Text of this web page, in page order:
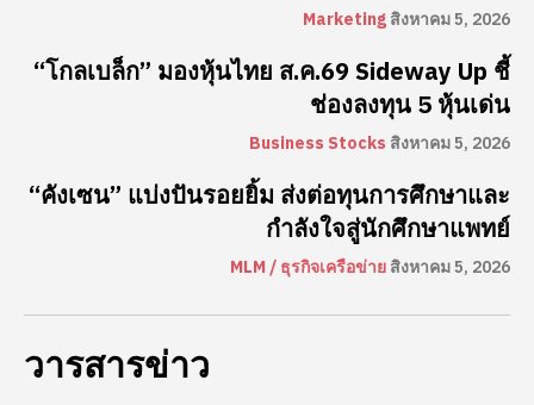
Marketingสิงหาคม 5, 2026
“โกลเบล็ก” มองหุ้นไทย ส.ค.69 Sideway Up ชี้
ช่องลงทุน 5 หุ้นเด่น
Business Stocks สิงหาคม 5, 2026
“คังเซน” แบ่งปันรอยยิ้ม ส่งต่อทุนการศึกษาและ
กำลังใจสู่นักศึกษาแพทย์
MLM / ธุรกิจเครือข่ายสิงหาคม 5, 2026
วารสารข่าว